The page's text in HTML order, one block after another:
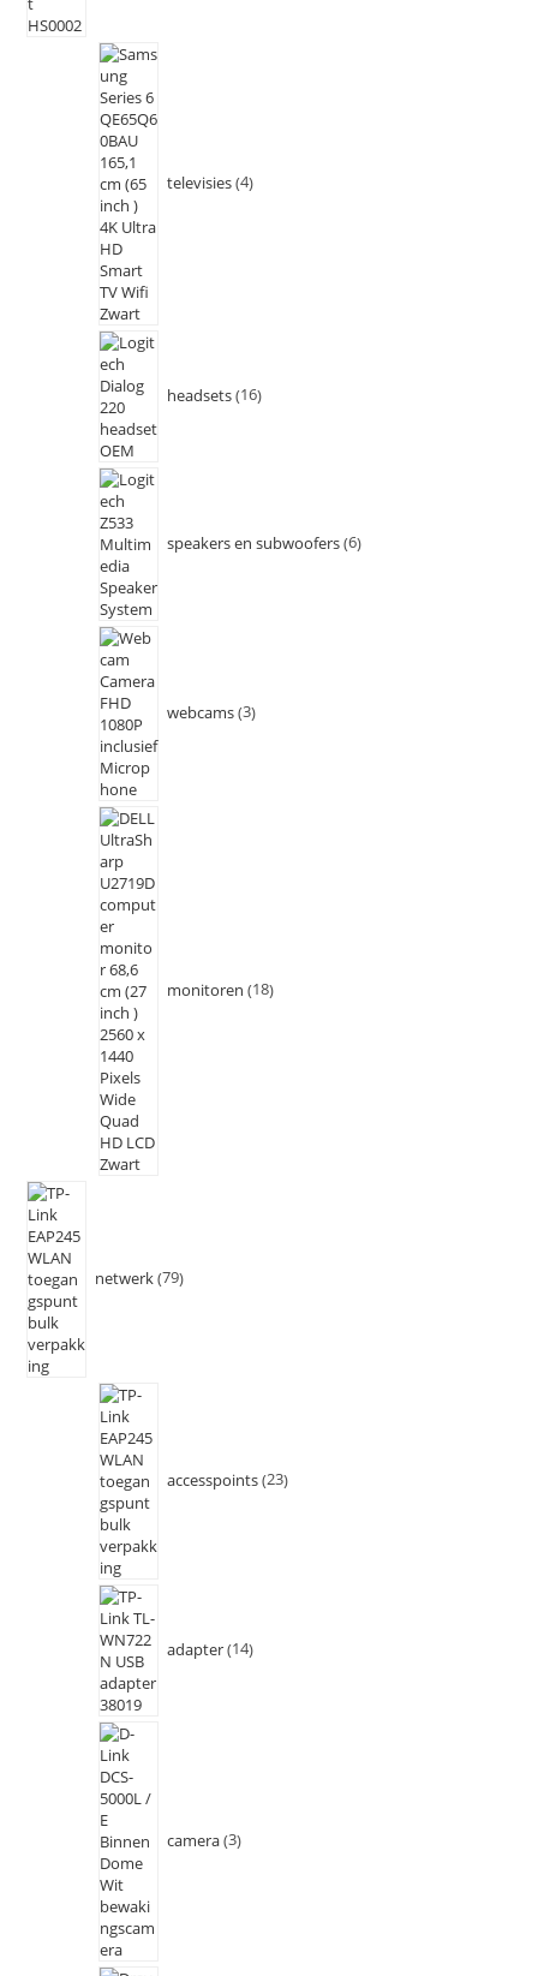
televisies 4
headsets 16
speakers en subwoofers 6
webcams 3
monitoren 18
netwerk 79
accesspoints 23
adapter 14
camera 3